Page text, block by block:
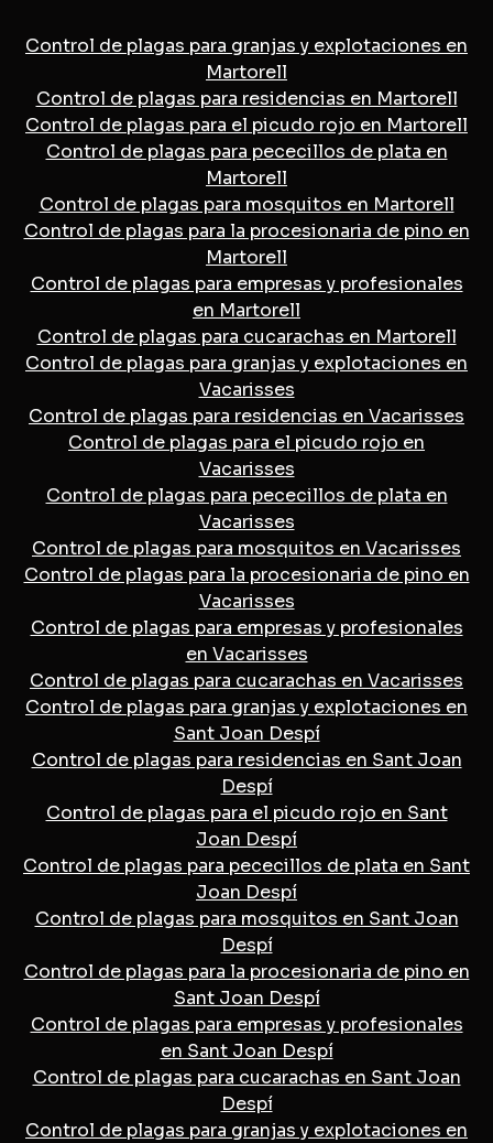
Control de plagas para granjas y explotaciones en
Martorell
Control de plagas para residencias en Martorell
Control de plagas para el picudo rojo en Martorell
Control de plagas para pececillos de plata en
Martorell
Control de plagas para mosquitos en Martorell
Control de plagas para la procesionaria de pino en
Martorell
Control de plagas para empresas y profesionales
en Martorell
Control de plagas para cucarachas en Martorell
Control de plagas para granjas y explotaciones en
Vacarisses
Control de plagas para residencias en Vacarisses
Control de plagas para el picudo rojo en
Vacarisses
Control de plagas para pececillos de plata en
Vacarisses
Control de plagas para mosquitos en Vacarisses
Control de plagas para la procesionaria de pino en
Vacarisses
Control de plagas para empresas y profesionales
en Vacarisses
Control de plagas para cucarachas en Vacarisses
Control de plagas para granjas y explotaciones en
Sant Joan Despí
Control de plagas para residencias en Sant Joan
Despí
Control de plagas para el picudo rojo en Sant
Joan Despí
Control de plagas para pececillos de plata en Sant
Joan Despí
Control de plagas para mosquitos en Sant Joan
Despí
Control de plagas para la procesionaria de pino en
Sant Joan Despí
Control de plagas para empresas y profesionales
en Sant Joan Despí
Control de plagas para cucarachas en Sant Joan
Despí
Control de plagas para granjas y explotaciones en